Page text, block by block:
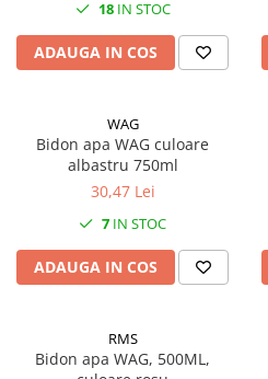
Placute frana trotinete
Protectii, huse si plastice trotinete
Anvelope-Camere
12" - 12.5"
14"
20"
18IN STOC
ADAUGA IN COS
WAG
Bidon apa WAG culoare
albastru 750ml
30,47 Lei
7 IN STOC
ADAUGA IN COS
RMS
Bidon apa WAG, 500ML,